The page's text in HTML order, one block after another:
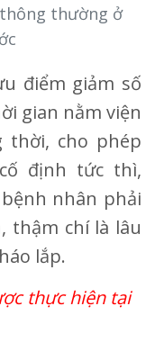
thường ở
điểm giảm số
gian nằm viện
thời, cho phép
định tức thì,
nhân phải
thậm chí là lâu
lắp.
thực hiện tại